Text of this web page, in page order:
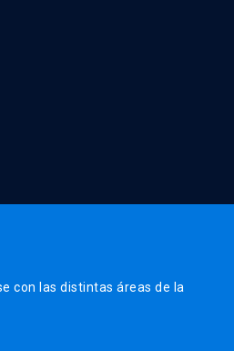
con las distintas áreas de la